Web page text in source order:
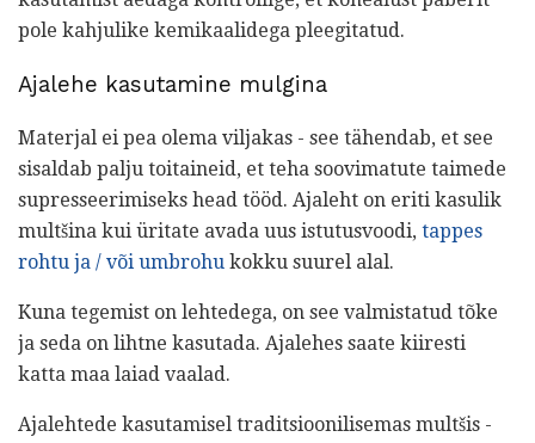
pole kahjulike kemikaalidega pleegitatud.
Ajalehe kasutamine mulgina
Materjal ei pea olema viljakas - see tähendab, et see
sisaldab palju toitaineid, et teha soovimatute taimede
supresseerimiseks head tööd. Ajaleht on eriti kasulik
multšina kui üritate avada uus istutusvoodi, tappes
rohtu ja / või umbrohu kokku suurel alal.
Kuna tegemist on lehtedega, on see valmistatud tõke
ja seda on lihtne kasutada. Ajalehes saate kiiresti
katta maa laiad vaalad.
Ajalehtede kasutamisel traditsioonilisemas multšis -